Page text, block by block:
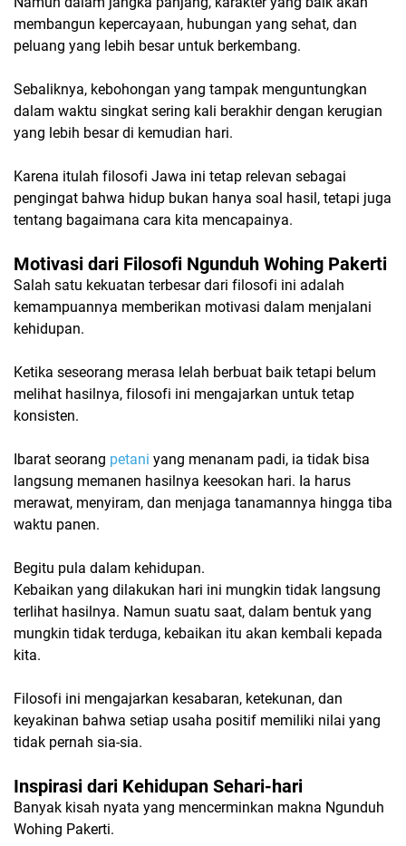
membangun kepercayaan, hubungan yang sehat, dan
peluang yang lebih besar untuk berkembang.
Sebaliknya, kebohongan yang tampak menguntungkan
dalam waktu singkat sering kali berakhir dengan kerugian
yang lebih besar di kemudian hari.
Karena itulah filosofi Jawa ini tetap relevan sebagai
pengingat bahwa hidup bukan hanya soal hasil, tetapi juga
tentang bagaimana cara kita mencapainya.
Motivasi dari Filosofi Ngunduh Wohing Pakerti
Salah satu kekuatan terbesar dari filosofi ini adalah
kemampuannya memberikan motivasi dalam menjalani
kehidupan.
Ketika seseorang merasa lelah berbuat baik tetapi belum
melihat hasilnya, filosofi ini mengajarkan untuk tetap
konsisten.
Ibarat seorang petani yang menanam padi, ia tidak bisa
langsung memanen hasilnya keesokan hari. Ia harus
merawat, menyiram, dan menjaga tanamannya hingga tiba
waktu panen.
Begitu pula dalam kehidupan.
Kebaikan yang dilakukan hari ini mungkin tidak langsung
terlihat hasilnya. Namun suatu saat, dalam bentuk yang
mungkin tidak terduga, kebaikan itu akan kembali kepada
kita.
Filosofi ini mengajarkan kesabaran, ketekunan, dan
keyakinan bahwa setiap usaha positif memiliki nilai yang
tidak pernah sia-sia.
Inspirasi dari Kehidupan Sehari-hari
Banyak kisah nyata yang mencerminkan makna Ngunduh
Wohing Pakerti.